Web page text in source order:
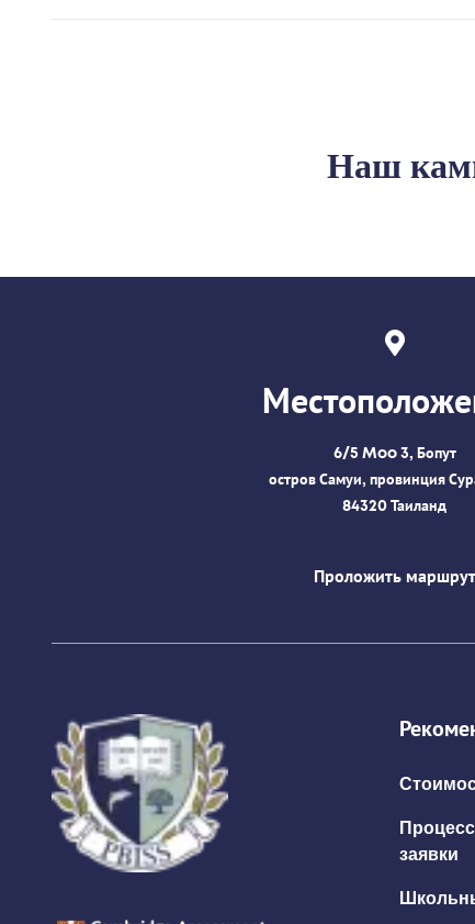
Наш
6/5 Moo 3, Бопут
остров Самуи, провинция
84320 Таиланд
Проложить маршрут
заявки